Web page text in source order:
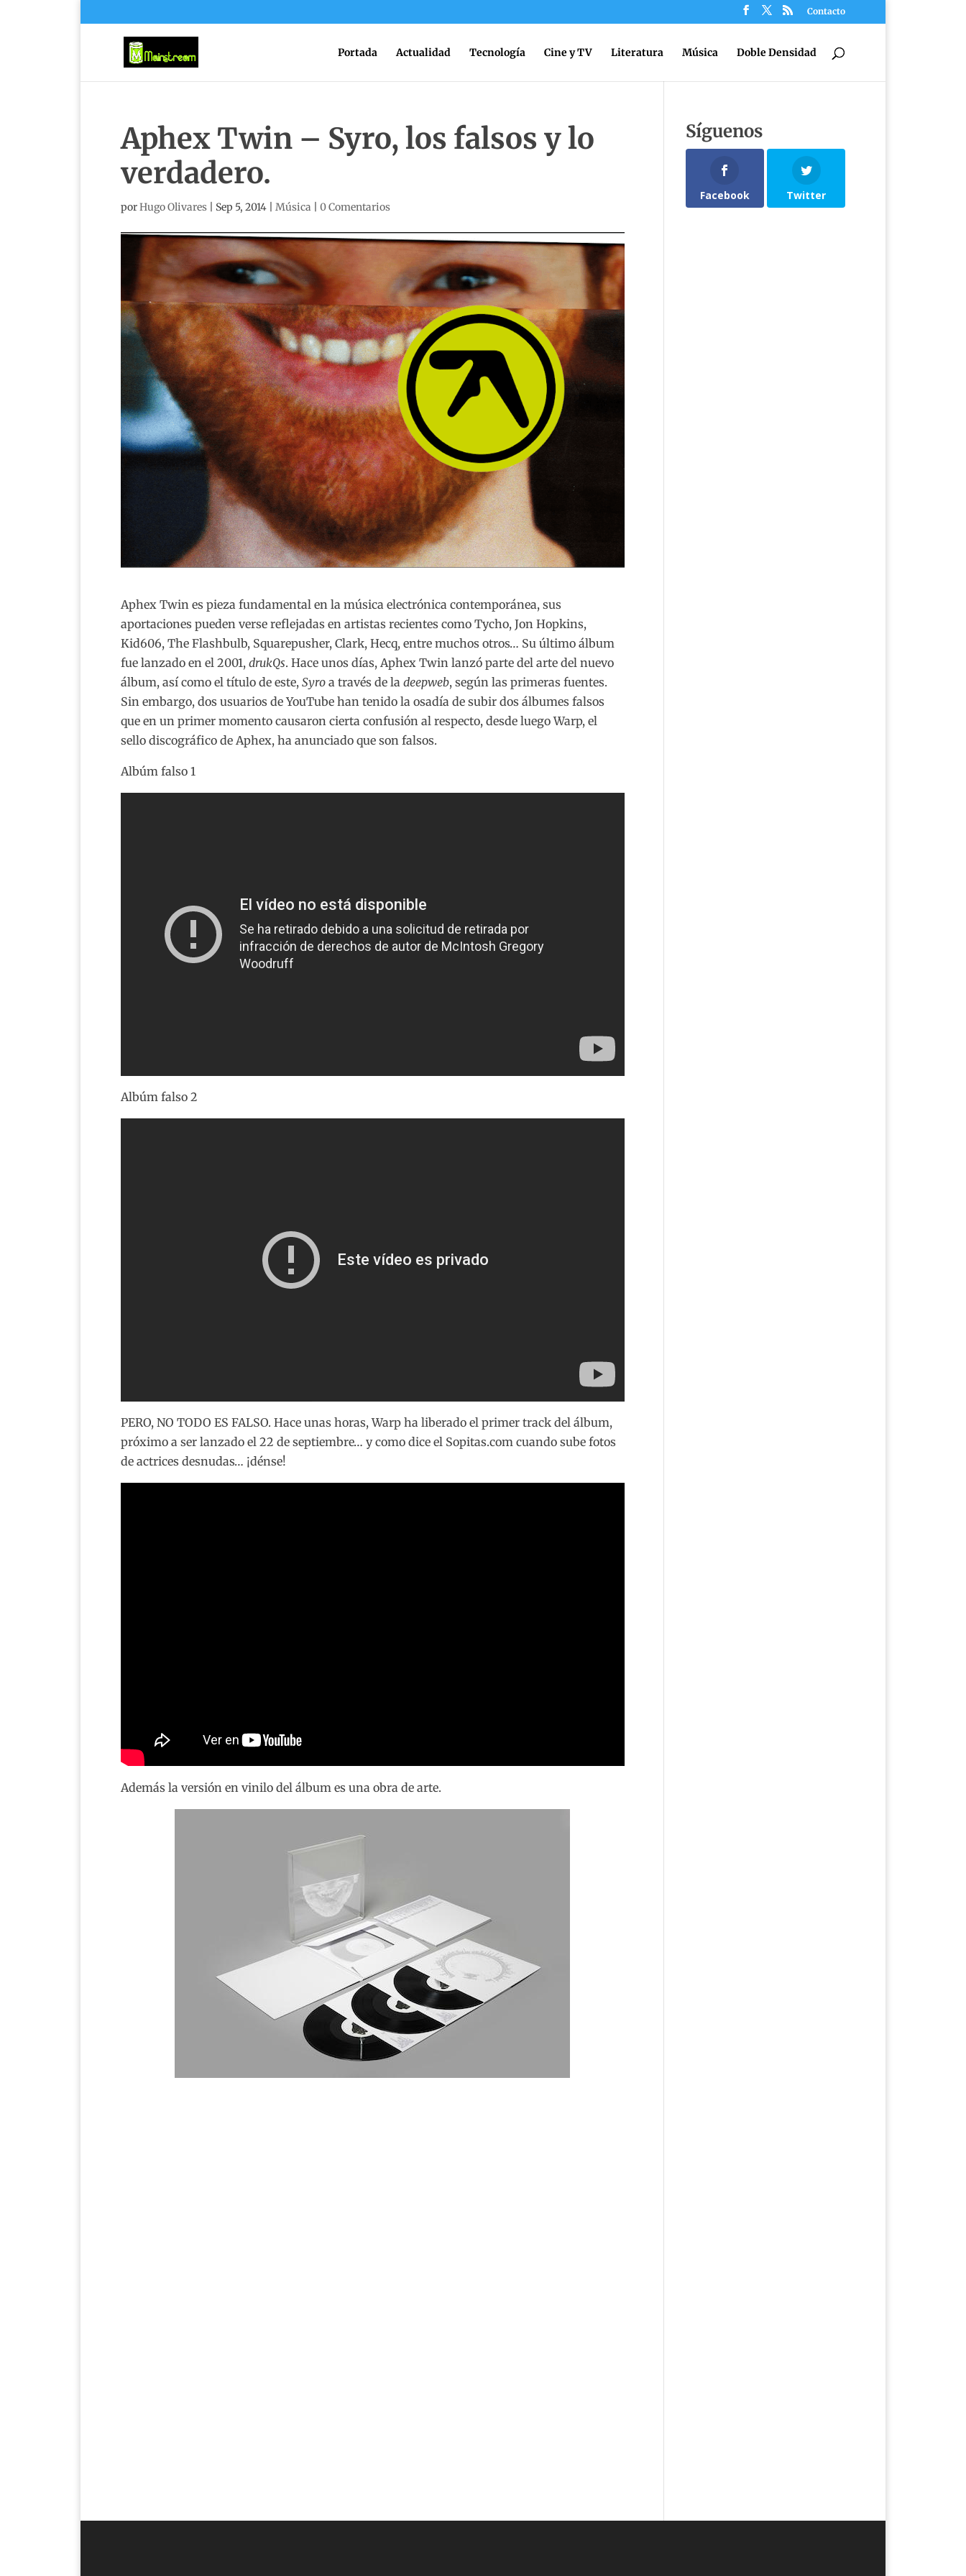
Contacto
Portada Actualidad Tecnología Cine y TV Literatura Música Doble Densidad
Aphex Twin – Syro, los falsos y lo
verdadero.
porHugo Olivares Sep 5, 2014 Música 0 Comentarios
Aphex Twin es pieza fundamental en la música electrónica contemporánea, sus
aportaciones pueden verse reflejadas en artistas recientes como Tycho, Jon Hopkins,
Kid606, The Flashbulb, Squarepusher, Clark, Hecq, entre muchos otros… Su último álbum
fue lanzado en el 2001, drukQs. Hace unos días, Aphex Twin lanzó parte del arte del nuevo
álbum, así como el título de este, Syro a través de la deepweb, según las primeras fuentes.
Sin embargo, dos usuarios de YouTube han tenido la osadía de subir dos álbumes falsos
que en un primer momento causaron cierta confusión al respecto, desde luego Warp, el
sello discográfico de Aphex, ha anunciado que son falsos.
Albúm falso 1
Albúm falso 2
PERO, NO TODO ES FALSO. Hace unas horas, Warp ha liberado el primer track del álbum,
próximo a ser lanzado el 22 de septiembre… y como dice el Sopitas.com cuando sube fotos
de actrices desnudas… ¡dénse!
Además la versión en vinilo del álbum es una obra de arte.
Síguenos
Facebook Twitter